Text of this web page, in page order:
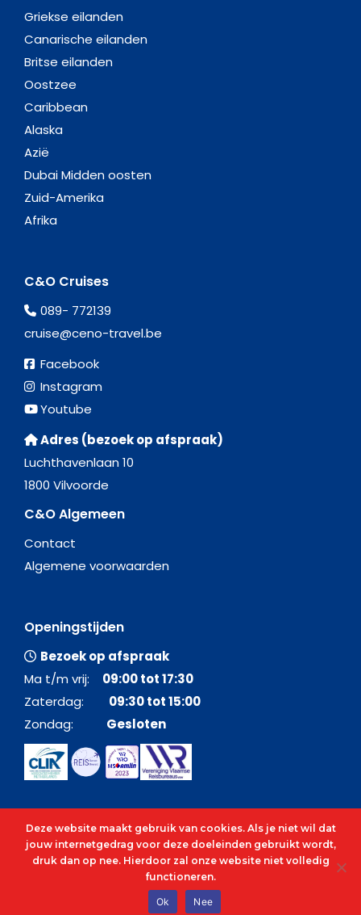
Griekse eilanden
Canarische eilanden
Britse eilanden
Oostzee
Caribbean
Alaska
Azië
Dubai Midden oosten
Zuid-Amerika
Afrika
C&O Cruises
089- 772139
cruise@ceno-travel.be
Facebook
Instagram
Youtube
Adres (bezoek op afspraak)
Luchthavenlaan 10
1800 Vilvoorde
C&O Algemeen
Contact
Algemene voorwaarden
Openingstijden
Bezoek op afspraak
Ma t/m vrij: 09:00 tot 17:30
Zaterdag: 09:30 tot 15:00
Zondag: Gesloten
© 2026 - Alle rechten voorbehouden - C&O Cruises
Deze website maakt gebruik van cookies. Als je niet wil dat
jouw internetgedrag voor deze doeleinden gebruikt wordt,
druk dan op nee. Hierdoor zal onze website niet volledig
functioneren.
Ok Nee